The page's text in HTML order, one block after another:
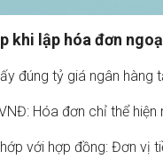
khi lập hóa đơn
đúng tỷ giá ngân hàng
Hóa đơn chỉ thể
với hợp đồng: Đơn vị